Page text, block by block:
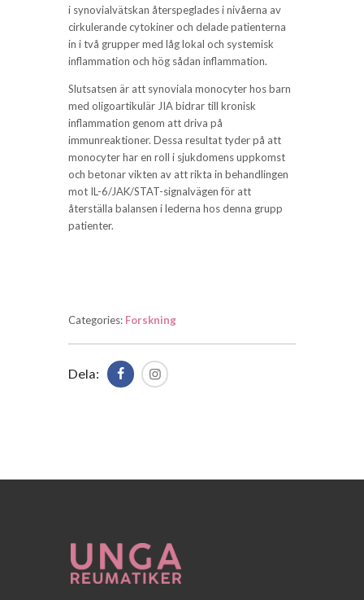
i synovialvätskan återspeglades i nivåerna av
cirkulerande cytokiner och delade patienterna
in i två grupper med låg lokal och systemisk
inflammation och hög sådan inflammation.
Slutsatsen är att synoviala monocyter hos barn
med oligoartikulär JIA bidrar till kronisk
inflammation genom att driva på
immunreaktioner. Dessa resultat tyder på att
monocyter har en roll i sjukdomens uppkomst
och betonar vikten av att rikta in behandlingen
mot IL-6/JAK/STAT-signalvägen för att
återställa balansen i lederna hos denna grupp
patienter.
Categories: Forskning
Dela: